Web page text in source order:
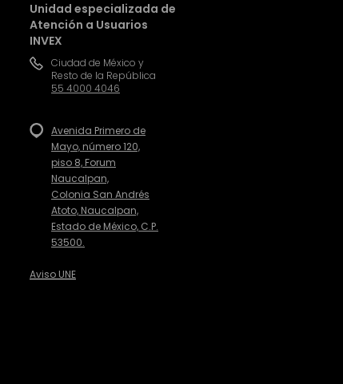
Unidad especializada de
Atención a Usuarios
INVEX
Ciudad de México y
Resto de la República
55 4000 4046
Avenida Primero de
Mayo, número 120,
piso 8, Forum
Naucalpan,
Colonia San Andrés
Atoto, Naucalpan,
Estado de México, C.P.
53500.
Aviso UNE